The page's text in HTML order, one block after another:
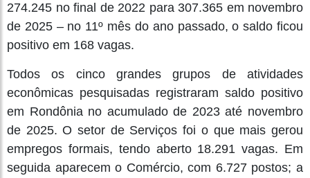
274.245 no final de 2022 para 307.365 em novembro
de 2025 – no 11º mês do ano passado, o saldo ficou
positivo em 168 vagas.
Todos os cinco grandes grupos de atividades
econômicas pesquisadas registraram saldo positivo
em Rondônia no acumulado de 2023 até novembro
de 2025. O setor de Serviços foi o que mais gerou
empregos formais, tendo aberto 18.291 vagas. Em
seguida aparecem o Comércio, com 6.727 postos; a